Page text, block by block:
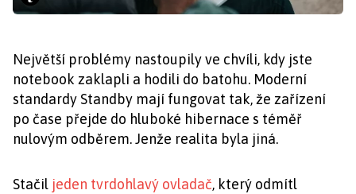
Největší problémy nastoupily ve chvíli, kdy jste
notebook zaklapli a hodili do batohu. Moderní
standardy Standby mají fungovat tak, že zařízení
po čase přejde do hluboké hibernace s téměř
nulovým odběrem. Jenže realita byla jiná.
Stačil jeden tvrdohlavý ovladač, který odmítl